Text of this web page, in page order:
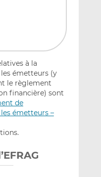
à la
émetteurs (y
le règlement
financière) sont
de
émetteurs –